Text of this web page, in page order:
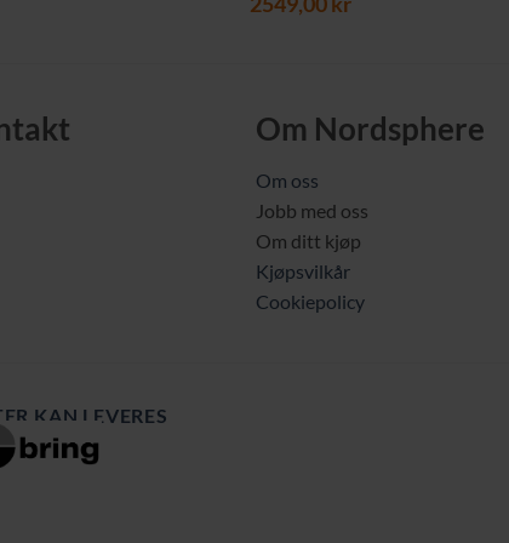
Om Nordsphere
Om oss
Jobb med oss
Om ditt kjøp
Kjøpsvilkår
Cookiepolicy
KAN LEVERES